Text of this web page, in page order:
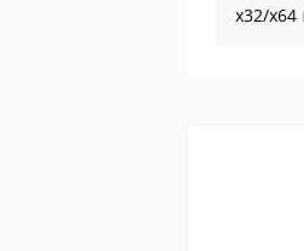
x32/x64